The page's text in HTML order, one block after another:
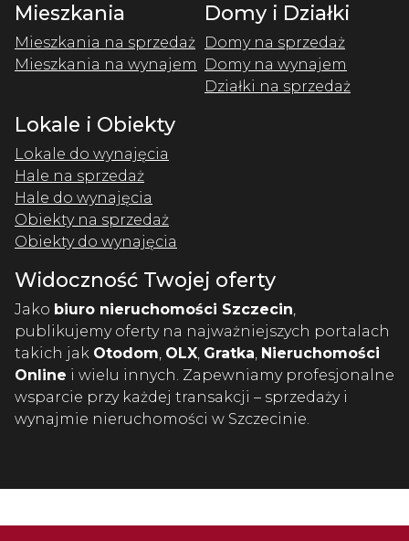
Mieszkania
Mieszkania na sprzedaż
Mieszkania na wynajem
Domy i Działki
Domy na sprzedaż
Domy na wynajem
Działki na sprzedaż
Lokale i Obiekty
Lokale do wynajęcia
Hale na sprzedaż
Hale do wynajęcia
Obiekty na sprzedaż
Obiekty do wynajęcia
Widoczność Twojej oferty
Jako biuro nieruchomości Szczecin,
publikujemy oferty na najważniejszych portalach
takich jak Otodom, OLX, Gratka, Nieruchomości
Online i wielu innych. Zapewniamy profesjonalne
wsparcie przy każdej transakcji – sprzedaży i
wynajmie nieruchomości w Szczecinie.